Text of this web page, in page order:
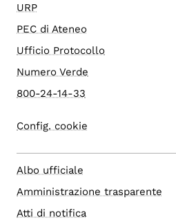
URP
PEC di Ateneo
Ufficio Protocollo
Numero Verde
800-24-14-33
Config. cookie
Albo ufficiale
Amministrazione trasparente
Atti di notifica